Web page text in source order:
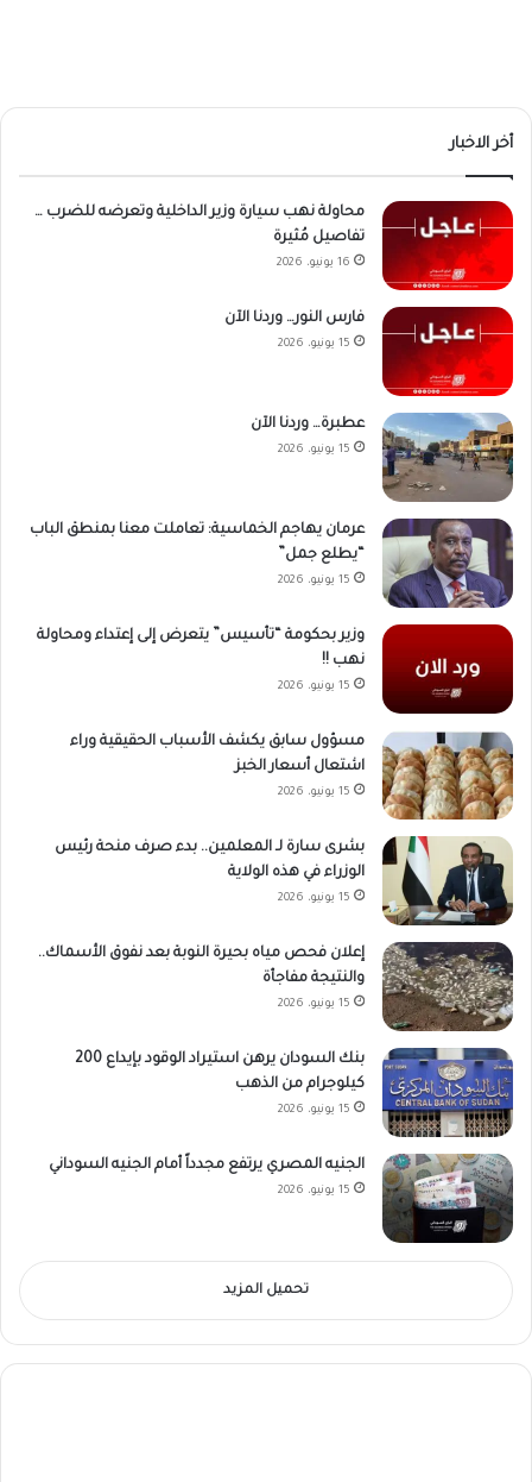
أخر الاخبار
محاولة نهب سيارة وزير الداخلية وتعرضه للضرب …
تفاصيل مُثيرة
16 يونيو، 2026
فارس النور… وردنا الآن
15 يونيو، 2026
عطبرة… وردنا الآن
15 يونيو، 2026
عرمان يهاجم الخماسية: تعاملت معنا بمنطق الباب
“يطلع جمل”
15 يونيو، 2026
وزير بحكومة “تأسيس” يتعرض إلى إعتداء ومحاولة
نهب !!
15 يونيو، 2026
مسؤول سابق يكشف الأسباب الحقيقية وراء
اشتعال أسعار الخبز
15 يونيو، 2026
بشرى سارة لـ المعلمين.. بدء صرف منحة رئيس
الوزراء في هذه الولاية
15 يونيو، 2026
إعلان فحص مياه بحيرة النوبة بعد نفوق الأسماك..
والنتيجة مفاجأة
15 يونيو، 2026
بنك السودان يرهن استيراد الوقود بإيداع 200
كيلوجرام من الذهب
15 يونيو، 2026
الجنيه المصري يرتفع مجدداً أمام الجنيه السوداني
15 يونيو، 2026
تحميل المزيد